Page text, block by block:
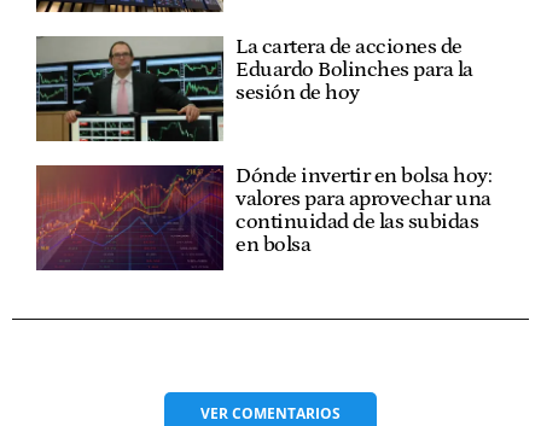
La cartera de acciones de
Eduardo Bolinches para la
sesión de hoy
Dónde invertir en bolsa hoy:
valores para aprovechar una
continuidad de las subidas
en bolsa
VERCOMENTARIOS